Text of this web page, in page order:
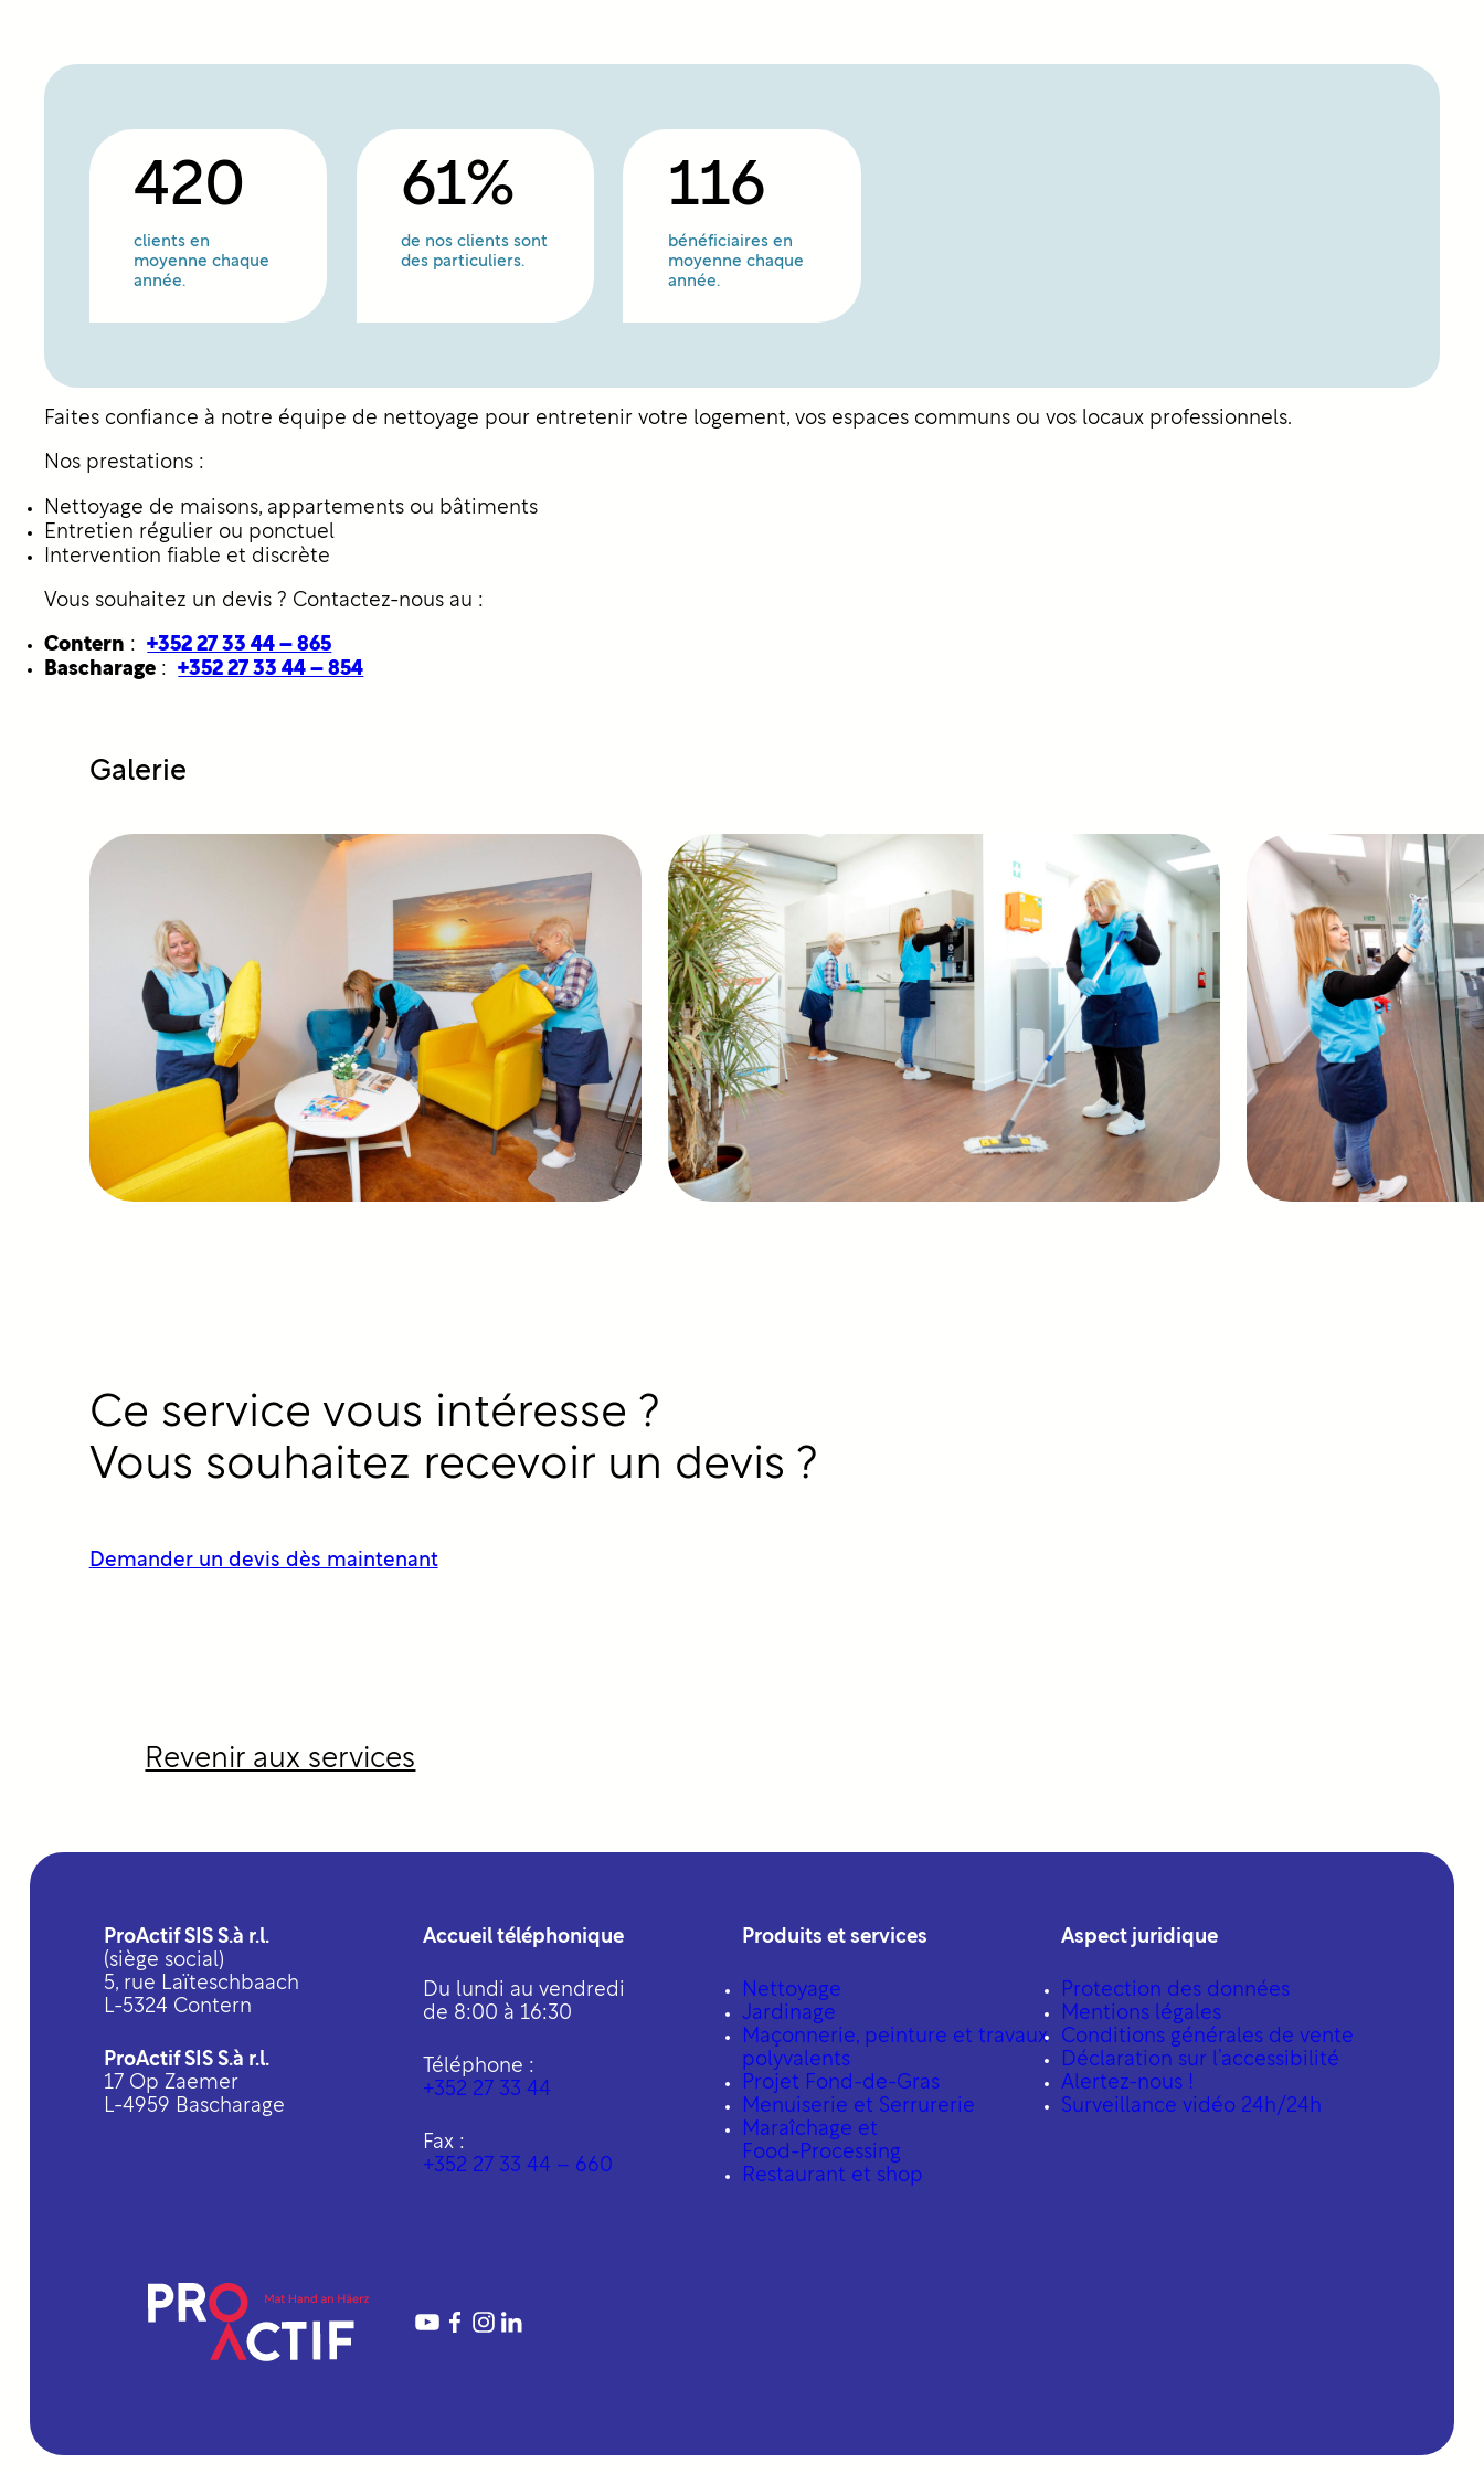
420
clients en
moyenne chaque
année.
61%
de nos clients sont
des particuliers.
116
bénéficiaires en
moyenne chaque
année.
Faites confiance à notre équipe de nettoyage pour entretenir votre logement, vos espaces communs ou vos locaux professionnels.
Nos prestations :
Nettoyage de maisons, appartements ou bâtiments
Entretien régulier ou ponctuel
Intervention fiable et discrète
Vous souhaitez un devis ? Contactez-nous au :
Contern :+352 27 33 44 – 865
Bascharage :+352 27 33 44 – 854
Galerie
Ce service vous intéresse ?
Vous souhaitez recevoir un devis ?
Demander un devis dès maintenant
Revenir aux services
ProActif SIS S.à r.l.
(siège social)
5, rue Laïteschbaach
L-5324 Contern
ProActif SIS S.à r.l.
17 Op Zaemer
L-4959 Bascharage
Accueil téléphonique
Du lundi au vendredi
de 8:00 à 16:30
Téléphone :
+352 27 33 44
Fax :
+352 27 33 44 – 660
Produits et services
Nettoyage
Jardinage
Maçonnerie, peinture et travaux
polyvalents
Projet Fond-de-Gras
Menuiserie et Serrurerie
Maraîchage et
Food-Processing
Restaurant et shop
Aspect juridique
Protection des données
Mentions légales
Conditions générales de vente
Déclaration sur l’accessibilité
Alertez-nous !
Surveillance vidéo 24h/24h
YouTube
Facebook
Instagram
LinkedIn